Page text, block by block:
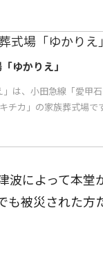
ゆかりえ」
は、小田急線「愛甲石
チカ」の家族葬式場で
によって本堂
被災された方